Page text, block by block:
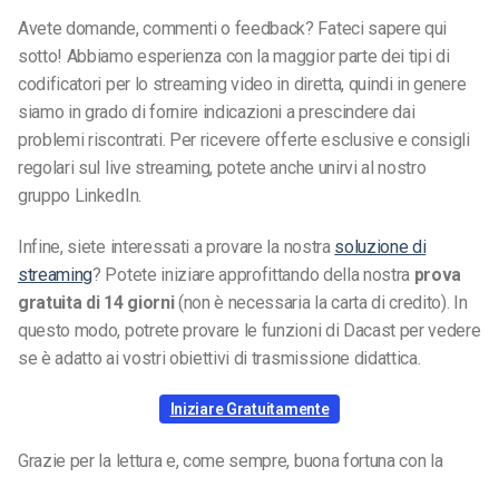
Avete domande, commenti o feedback? Fateci sapere qui
sotto! Abbiamo esperienza con la maggior parte dei tipi di
codificatori per lo streaming video in diretta, quindi in genere
siamo in grado di fornire indicazioni a prescindere dai
problemi riscontrati. Per ricevere offerte esclusive e consigli
regolari sul live streaming, potete anche unirvi al nostro
gruppo LinkedIn.
Infine, siete interessati a provare la nostra soluzione di
streaming? Potete iniziare approfittando della nostra prova
gratuita di 14 giorni(non è necessaria la carta di credito). In
questo modo, potrete provare le funzioni di Dacast per vedere
se è adatto ai vostri obiettivi di trasmissione didattica.
Iniziare Gratuitamente
Grazie per la lettura e, come sempre, buona fortuna con la